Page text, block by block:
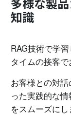
知識
RAG技術で学
タイムの接客で
お客様との対
った実践的な
をスムーズにし